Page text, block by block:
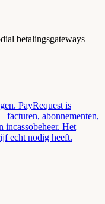
betalingsgateways
PayRequest is
abonnementen,
incassobeheer. Het
echt nodig heeft.